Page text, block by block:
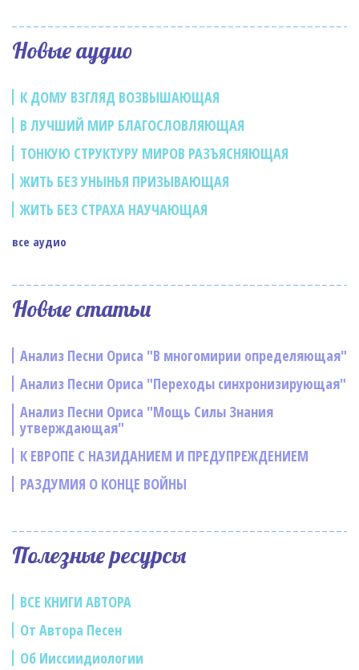
Новые аудио
К ДОМУ ВЗГЛЯД ВОЗВЫШАЮЩАЯ
В ЛУЧШИЙ МИР БЛАГОСЛОВЛЯЮЩАЯ
ТОНКУЮ СТРУКТУРУ МИРОВ РАЗЪЯСНЯЮЩАЯ
ЖИТЬ БЕЗ УНЫНЬЯ ПРИЗЫВАЮЩАЯ
ЖИТЬ БЕЗ СТРАХА НАУЧАЮЩАЯ
все аудио
Новые статьи
Анализ Песни Ориса "В многомирии определяющая"
Анализ Песни Ориса "Переходы синхронизирующая"
Анализ Песни Ориса "Мощь Силы Знания
утверждающая"
К ЕВРОПЕ С НАЗИДАНИЕМ И ПРЕДУПРЕЖДЕНИЕМ
РАЗДУМИЯ О КОНЦЕ ВОЙНЫ
Полезные ресурсы
ВСЕ КНИГИ АВТОРА
От Автора Песен
Об Ииссиидиологии